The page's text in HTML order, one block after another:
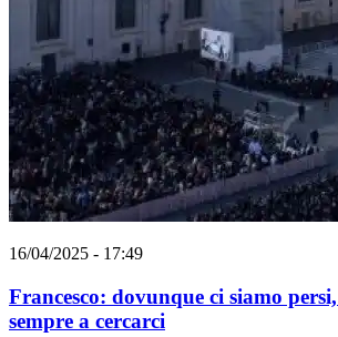
16/04/2025 - 17:49
Francesco: dovunque ci siamo
sempre a cercarci